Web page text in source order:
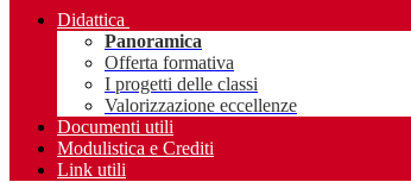
Didattica
Panoramica
Offerta formativa
I progetti delle classi
Valorizzazione eccellenze
Documenti utili
Modulistica e Crediti
Link utili